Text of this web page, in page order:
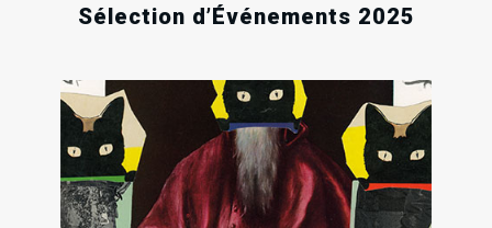
Sélection d’Événements 2025